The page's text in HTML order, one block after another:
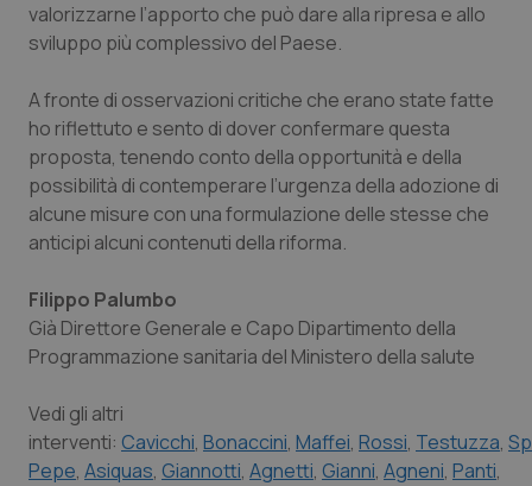
valorizzarne l’apporto che può dare alla ripresa e allo
sviluppo più complessivo del Paese.
A fronte di osservazioni critiche che erano state fatte
ho riflettuto e sento di dover confermare questa
proposta, tenendo conto della opportunità e della
possibilità di contemperare l’urgenza della adozione di
alcune misure con una formulazione delle stesse che
anticipi alcuni contenuti della riforma.
Filippo Palumbo
Già Direttore Generale e Capo Dipartimento della
Programmazione sanitaria del Ministero della salute
Vedi gli altri
interventi: Cavicchi, Bonaccini, Maffei, Rossi, Testuzza,
Pepe, Asiquas, Giannotti, Agnetti, Gianni, Agneni, Panti,